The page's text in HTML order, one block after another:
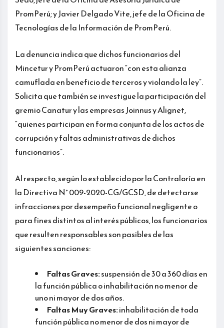
PromPerú; y Javier Delgado Vite, jefe de la Oficina de
Tecnologías de la Información de PromPerú.
La denuncia indica que dichos funcionarios del
Mincetur y PromPerú actuaron “con esta alianza
camuflada en beneficio de terceros y violando la ley”.
Solicita que también se investigue la participación del
gremio Canatur y las empresas Joinnus y Alignet,
“quienes participan en forma conjunta de los actos de
corrupción y faltas administrativas de dichos
funcionarios”.
Al respecto, según lo establecido por la Contraloría en
la Directiva N° 009-2020-CG/GCSD, de detectarse
infracciones por desempeño funcional negligente o
para fines distintos al interés públicos, los funcionarios
que resulten responsables son pasibles de las
siguientes sanciones:
Faltas Graves:suspensión de 30 a 360 días en
la función pública o inhabilitación no menor de
uno ni mayor de dos años.
Faltas Muy Graves:inhabilitación de toda
función pública no menor de dos ni mayor de